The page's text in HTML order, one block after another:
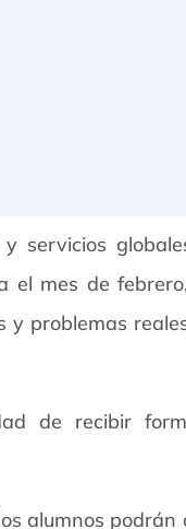
servicios
mes de
problemas
de recibir
alumnos